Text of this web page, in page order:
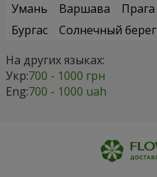
Умань
Варшава Прага
Бургас
Солнечный берег
На других языках:
Укр:700 - 1000 грн
Eng:700 - 1000 uah